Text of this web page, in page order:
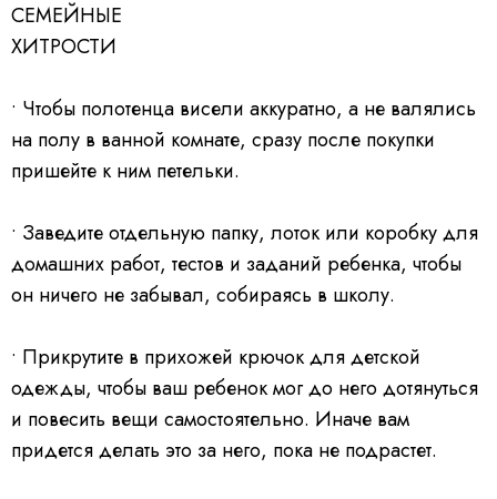
СЕМЕЙНЫЕ
ХИТРОСТИ
• Чтобы полотенца висели аккуратно, а не валялись
на полу в ванной комнате, сразу после покупки
пришейте к ним петельки.
• Заведите отдельную папку, лоток или коробку для
домашних работ, тестов и заданий ребенка, чтобы
он ничего не забывал, собираясь в школу.
• Прикрутите в прихожей крючок для детской
одежды, чтобы ваш ребенок мог до него дотянуться
и повесить вещи самостоятельно. Иначе вам
придется делать это за него, пока не подрастет.